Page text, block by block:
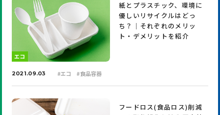
エコ
紙とプラスチック、環境に
優しいリサイクルはどっ
ち？｜それぞれのメリッ
ト・デメリットを紹介
2021.09.03 #エコ #食品容器
フードロス(食品ロス)削減